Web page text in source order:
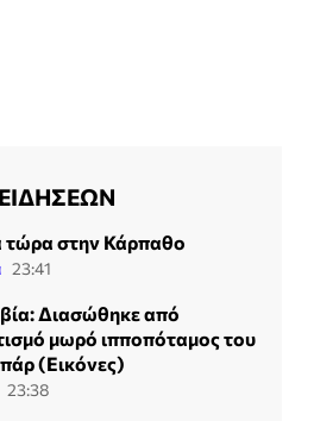
στην Κάρπαθο
23:41
Διασώθηκε από
μωρό ιπποπόταμος του
(Εικόνες)
23:38